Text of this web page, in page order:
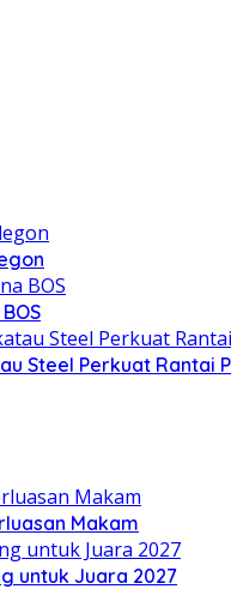
Steel Perkuat Rantai
Makam
untuk Juara 2027